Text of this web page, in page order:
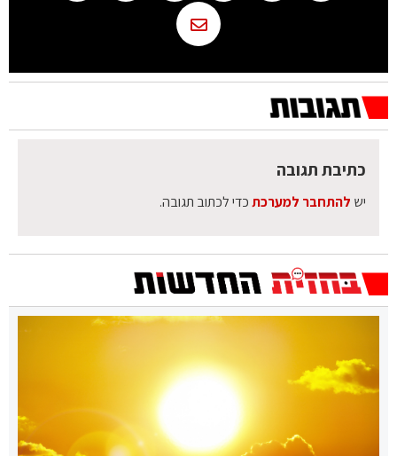
כתיבת תגובה
יש להתחבר למערכתכדי לכתוב תגובה.